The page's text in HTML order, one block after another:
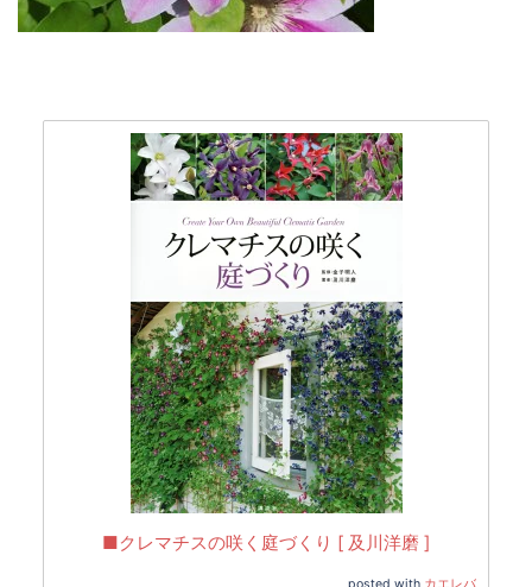
■クレマチスの咲く庭づくり [ 及川洋磨 ]